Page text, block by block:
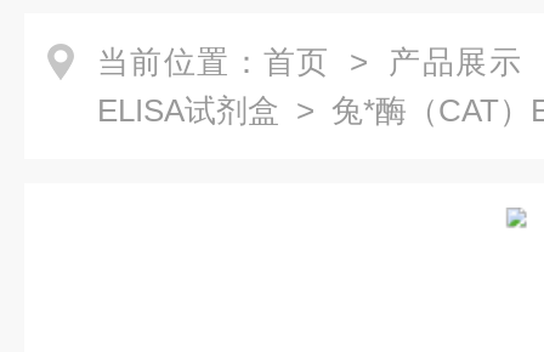
当前位置： 首页 > 产品展示
ELISA试剂盒 > 兔*酶（CAT）